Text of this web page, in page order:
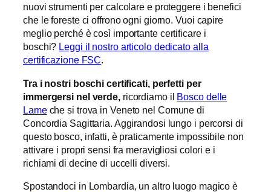
nuovi strumenti per calcolare e proteggere i benefici
che le foreste ci offrono ogni giorno. Vuoi capire
meglio perché è così importante certificare i
boschi? Leggi il nostro articolo dedicato alla
certificazione FSC.
Tra i nostri boschi certificati, perfetti per
immergersi nel verde,ricordiamo il Bosco delle
Lameche si trova in Veneto nel Comune di
Concordia Sagittaria. Aggirandosi lungo i percorsi di
questo bosco, infatti, è praticamente impossibile non
attivare i propri sensi fra meravigliosi colori e i
richiami di decine di uccelli diversi.
Spostandoci in Lombardia, un altro luogo magico è